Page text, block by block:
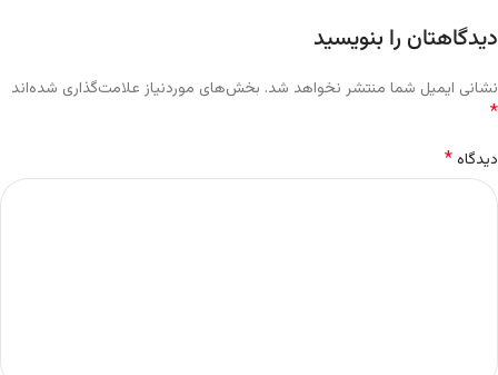
دیدگاهتان را بنویسید
نشانی ایمیل شما منتشر نخواهد شد. بخش‌های موردنیاز علامت‌گذاری شده‌اند
*
دیدگاه*